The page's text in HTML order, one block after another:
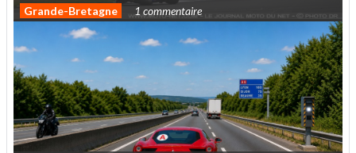
Grande-Bretagne 1 commentaire